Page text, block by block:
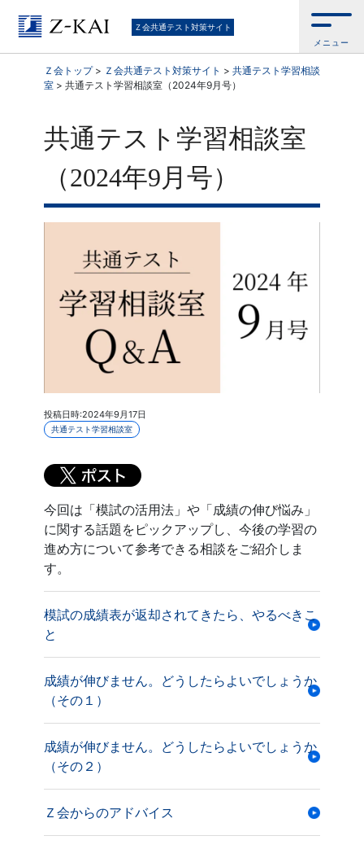
Ｚ会共通テスト対策サイト
メニュー
Ｚ会トップ> Ｚ会共通テスト対策サイト > 共通テスト学習相談
室 > 共通テスト学習相談室（2024年9月号）
共通テスト学習相談室
（2024年9月号）
投稿日時:2024年9月17日
共通テスト学習相談室
今回は「模試の活用法」や「成績の伸び悩み」
に関する話題をピックアップし、今後の学習の
進め方について参考できる相談をご紹介しま
す。
模試の成績表が返却されてきたら、やるべきこ
と
成績が伸びません。どうしたらよいでしょうか
（その１）
成績が伸びません。どうしたらよいでしょうか
（その２）
Ｚ会からのアドバイス